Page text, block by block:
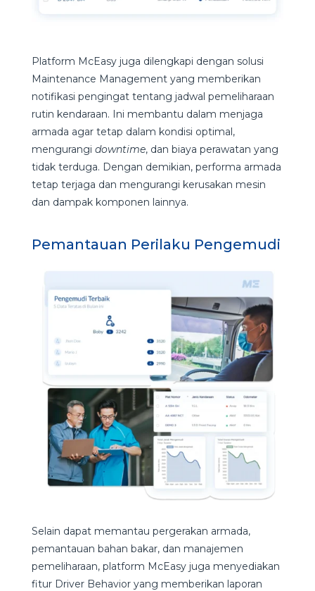
Platform McEasy juga dilengkapi dengan solusi
Maintenance Management yang memberikan
notifikasi pengingat tentang jadwal pemeliharaan
rutin kendaraan. Ini membantu dalam menjaga
armada agar tetap dalam kondisi optimal,
mengurangi downtime, dan biaya perawatan yang
tidak terduga. Dengan demikian, performa armada
tetap terjaga dan mengurangi kerusakan mesin
dan dampak komponen lainnya.
Pemantauan Perilaku Pengemudi
Selain dapat memantau pergerakan armada,
pemantauan bahan bakar, dan manajemen
pemeliharaan, platform McEasy juga menyediakan
fitur Driver Behavior yang memberikan laporan